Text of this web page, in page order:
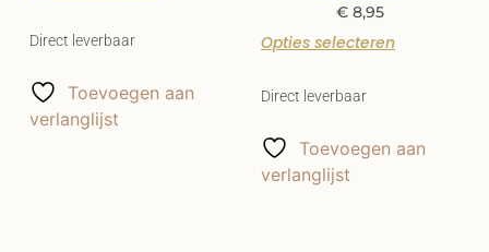
Direct leverbaar
Toevoegen aan
verlanglijst
€ 8,95
Opties selecteren
Direct leverbaar
Toevoegen aan
verlanglijst